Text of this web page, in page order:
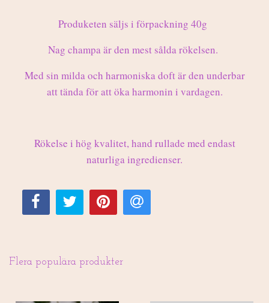
Produketen säljs i förpackning 40g
Nag champa är den mest sålda rökelsen.
Med sin milda och harmoniska doft är den underbar
att tända för att öka harmonin i vardagen.
Rökelse i hög kvalitet, hand rullade med endast
naturliga ingredienser.
Flera populära produkter